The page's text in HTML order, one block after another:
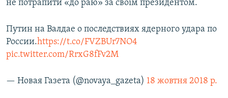
не потрапити «до раю» за своїм президентом.
Путин на Валдае о последствиях ядерного удара по
России.https://t.co/FVZBUr7NO4
pic.twitter.com/RrxG8fFv2M
— Новая Газета (@novaya_gazeta) 18 жовтня 2018 р.